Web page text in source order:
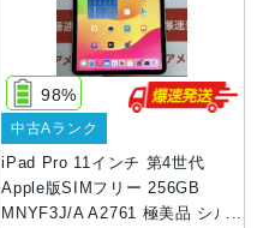
iPad Pro 11インチ 第4世代
Apple版SIMフリー 256GB
MNYF3J/A A2761 極美品 シル
98%
中古Aランク